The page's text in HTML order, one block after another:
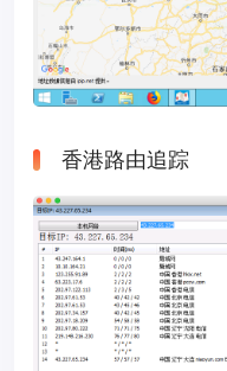
香港路由追踪